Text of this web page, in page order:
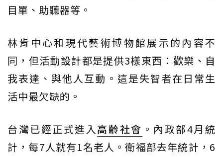
目單、助聽器等。
林肯中心和現代藝術博物館展示的內容不
同，但活動設計都是提供3樣東西：歡樂、自
我表達、與他人互動。這是失智者在日常生
活中最欠缺的。
台灣已經正式進入高齡社會 。內政部4月統
計，每7人就有1名老人。衛福部去年統計，6